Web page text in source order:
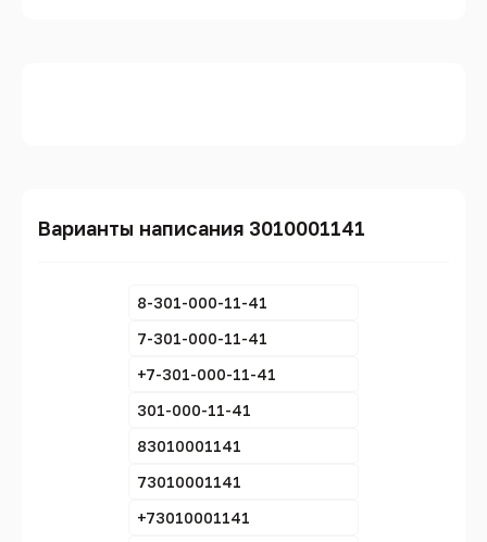
Варианты написания 3010001141
8-301-000-11-41
7-301-000-11-41
+7-301-000-11-41
301-000-11-41
83010001141
73010001141
+73010001141